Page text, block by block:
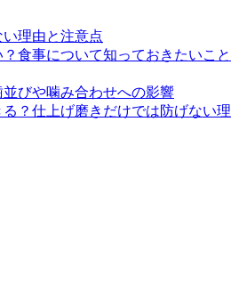
理由と注意点
食事について知っておきたいこと
びや噛み合わせへの影響
？仕上げ磨きだけでは防げない理